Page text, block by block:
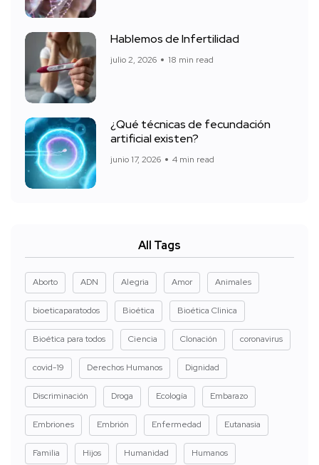
Hablemos de Infertilidad
julio 2, 2026 18 min read
¿Qué técnicas de fecundación
artificial existen?
junio 17, 2026 4 min read
All Tags
Aborto ADN Alegria Amor Animales
bioeticaparatodos Bioética Bioética Clinica
Bioética para todos Ciencia Clonación coronavirus
covid-19 Derechos Humanos Dignidad
Discriminación Droga Ecología Embarazo
Embriones Embrión Enfermedad Eutanasia
Familia Hijos Humanidad Humanos